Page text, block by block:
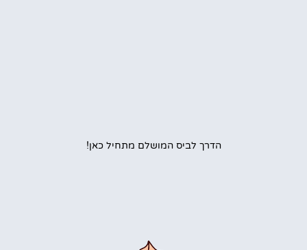
הדרך לביס המושלם מתחיל כאן!